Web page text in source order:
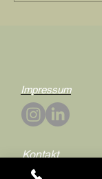
Impressum
Kontakt
Schöngeisterurlaub